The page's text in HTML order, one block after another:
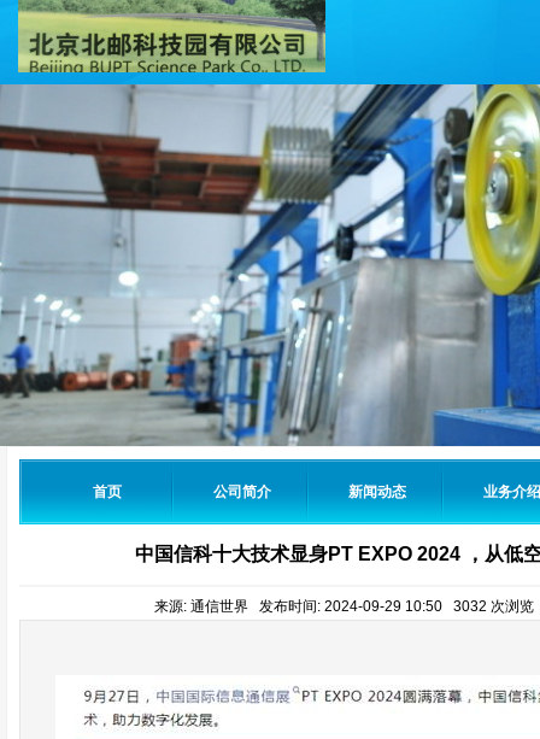
首页 公司简介 新闻动态 业务介绍
中国信科十大技术显身PT EXPO 2024 ，从低
来源: 通信世界 发布时间: 2024-09-29 10:50 3032 次浏